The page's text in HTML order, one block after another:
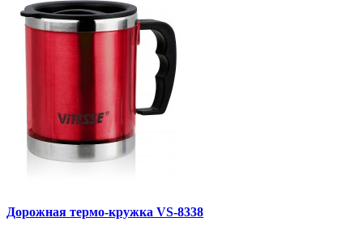
Дорожная термо-кружка VS-8338